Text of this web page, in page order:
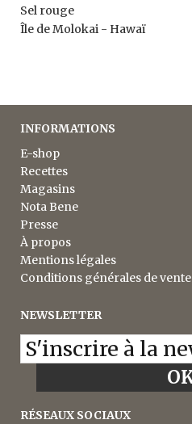
Sel rouge
Île de Molokai - Hawaï
INFORMATIONS
E-shop
Recettes
Magasins
Nota Bene
Presse
À propos
Mentions légales
Conditions générales de vente
NEWSLETTER
RÉSEAUX SOCIAUX